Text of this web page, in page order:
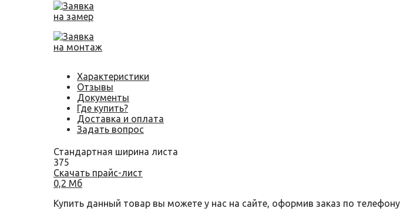
Заявка
на замер
Заявка
на монтаж
Характеристики
Отзывы
Документы
Где купить?
Доставка и оплата
Задать вопрос
Стандартная ширина листа
375
Скачать прайс-лист
0,2 Мб
Купить данный товар вы можете у нас на сайте, оформив заказ по